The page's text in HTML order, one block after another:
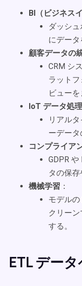
BI（ビジネス
ダッシ
にデータ
顧客データの
CRM シ
ラット
ビューを
IoT データ処理
リアル
ーデータ
コンプライア
GDPR
タの保存
機械学習 ：
モデルの
クリー
する。
ETL デー